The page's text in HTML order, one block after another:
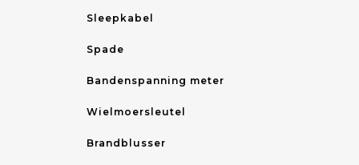
Sleepkabel
Spade
Bandenspanning meter
Wielmoersleutel
Brandblusser